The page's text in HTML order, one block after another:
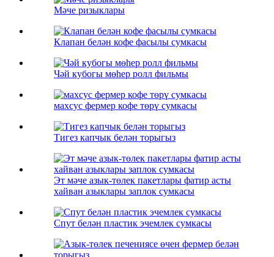
Мәче ризыклары
Клапан белән кофе фасылы сумкасы
Чәй кубогы мөһер ролл фильмы
махсус фермер кофе төрү сумкасы
Тигез капчык белән торыгыз
Эт мәче азык-төлек пакетлары фатир асты
хайван азыклары заплок сумкасы
Спут белән пластик эчемлек сумкасы